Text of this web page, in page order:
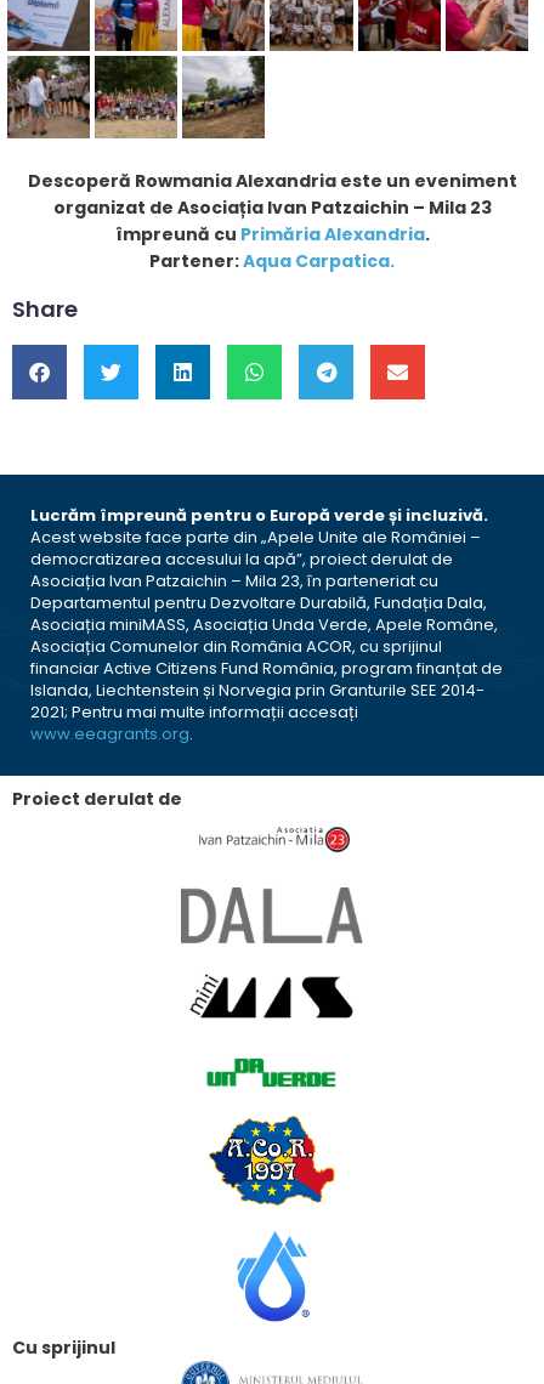
Descoperă Rowmania Alexandria este un eveniment
organizat de Asociația Ivan Patzaichin – Mila 23
împreună cu Primăria Alexandria.
Partener:Aqua Carpatica.
Share
Lucrăm împreună pentru o Europă verde și incluzivă.
Acest website face parte din „Apele Unite ale României –
democratizarea accesului la apă”, proiect derulat de
Asociația Ivan Patzaichin – Mila 23, în parteneriat cu
Departamentul pentru Dezvoltare Durabilă, Fundația Dala,
Asociația miniMASS, Asociația Unda Verde, Apele Române,
Asociația Comunelor din România ACOR, cu sprijinul
financiar Active Citizens Fund România, program finanțat de
Islanda, Liechtenstein și Norvegia prin Granturile SEE 2014-
2021; Pentru mai multe informații accesați
www.eeagrants.org.
Proiect derulat de
Cu sprijinul